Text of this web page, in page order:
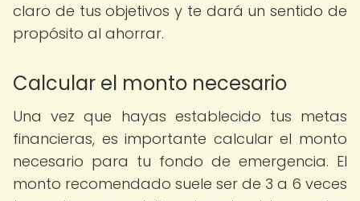
claro de tus objetivos y te dará un sentido de
propósito al ahorrar.
Calcular el monto necesario
Una vez que hayas establecido tus metas
financieras, es importante calcular el monto
necesario para tu fondo de emergencia. El
monto recomendado suele ser de 3 a 6 veces